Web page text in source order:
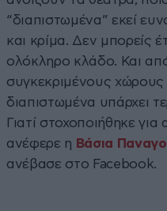
“διαπιστωμένα” εκεί
και κρίμα. Δεν μπορείς
ολόκληρο κλάδο. Και
συγκεκριμένους
διαπιστωμένα υπάρχει
Γιατί στοχοποιήθηκε
ανέφερε η Βάσια
ανέβασε στο Facebook.